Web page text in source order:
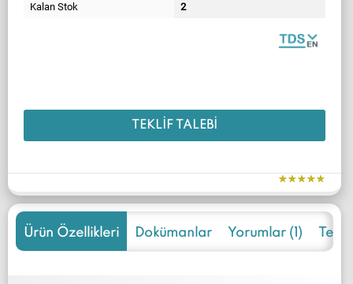
Kalan Stok
2
TEKLIF TALEBI
Ürün Özellikleri Dokümanlar Yorumlar (1)